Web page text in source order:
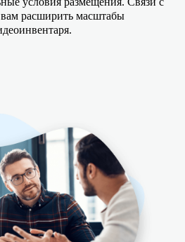
расширить масштабы